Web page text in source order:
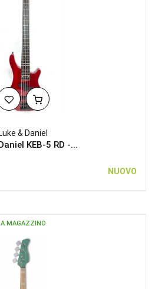
Luke & Daniel
KEB-5 RD -...
NUOVO
MAGAZZINO